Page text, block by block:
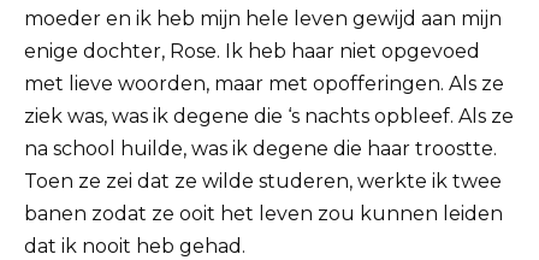
moeder en ik heb mijn hele leven gewijd aan mijn
enige dochter, Rose. Ik heb haar niet opgevoed
met lieve woorden, maar met opofferingen. Als ze
ziek was, was ik degene die ‘s nachts opbleef. Als ze
na school huilde, was ik degene die haar troostte.
Toen ze zei dat ze wilde studeren, werkte ik twee
banen zodat ze ooit het leven zou kunnen leiden
dat ik nooit heb gehad.